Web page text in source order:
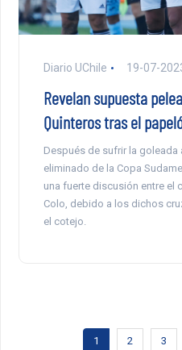
Diario UChile 19-07-
Revelan supuesta
Quinteros tras el
Después de sufrir la goleada
eliminado de la Copa
una fuerte discusión entre el
Colo, debido a los dichos
el cotejo.
1 2 3